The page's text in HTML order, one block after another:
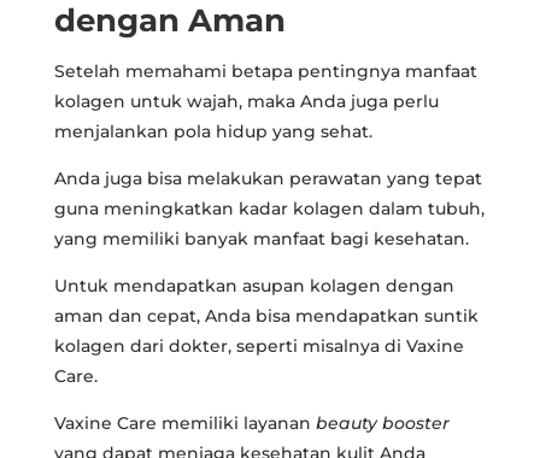
dengan Aman
Setelah memahami betapa pentingnya manfaat
kolagen untuk wajah, maka Anda juga perlu
menjalankan pola hidup yang sehat.
Anda juga bisa melakukan perawatan yang tepat
guna meningkatkan kadar kolagen dalam tubuh,
yang memiliki banyak manfaat bagi kesehatan.
Untuk mendapatkan asupan kolagen dengan
aman dan cepat, Anda bisa mendapatkan suntik
kolagen dari dokter, seperti misalnya di Vaxine
Care.
Vaxine Care memiliki layanan beauty booster